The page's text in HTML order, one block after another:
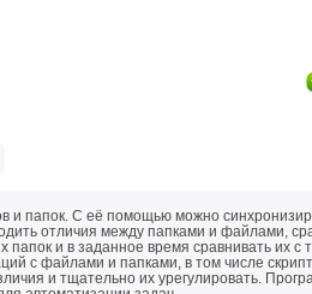
и папок. С её помощью можно
отличия между папками и файлами,
и в заданное время сравнивать их с
с файлами и папками, в том числе
и тщательно их урегулировать.